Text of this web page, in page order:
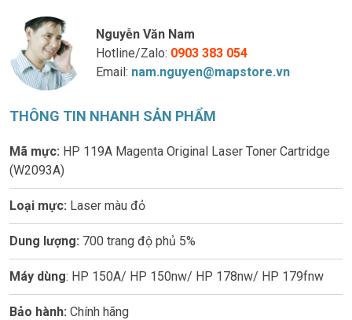
Nguyễn Văn Nam
Hotline/Zalo: 0903 383 054
Email: nam.nguyen@mapstore.vn
THÔNG TIN NHANH SẢN PHẨM
Mã mực: HP 119A Magenta Original Laser Toner Cartridge
(W2093A)
Loại mực: Laser màu đỏ
Dung lượng: 700 trang độ phủ 5%
Máy dùng: HP 150A/ HP 150nw/ HP 178nw/ HP 179fnw
Bảo hành: Chính hãng